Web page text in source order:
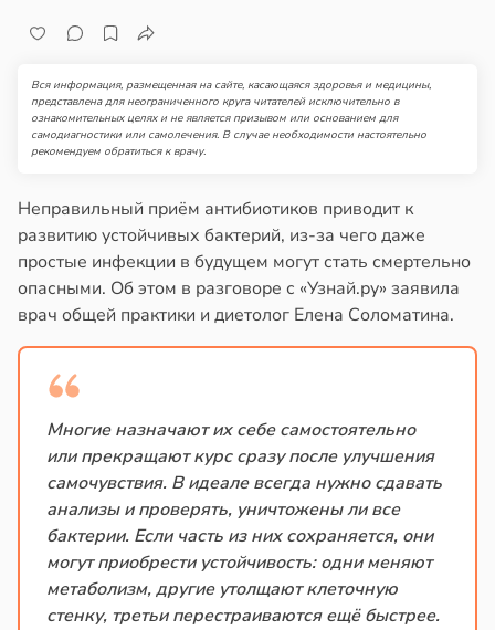
Вся информация, размещенная на сайте, касающаяся здоровья и медицины,
представлена для неограниченного круга читателей исключительно в
ознакомительных целях и не является призывом или основанием для
самодиагностики или самолечения. В случае необходимости настоятельно
рекомендуем обратиться к врачу.
Неправильный приём антибиотиков приводит к
развитию устойчивых бактерий, из-за чего даже
простые инфекции в будущем могут стать смертельно
опасными. Об этом в разговоре с «Узнай.ру» заявила
врач общей практики и диетолог Елена Соломатина.
Многие назначают их себе самостоятельно
или прекращают курс сразу после улучшения
самочувствия. В идеале всегда нужно сдавать
анализы и проверять, уничтожены ли все
бактерии. Если часть из них сохраняется, они
могут приобрести устойчивость: одни меняют
метаболизм, другие утолщают клеточную
стенку, третьи перестраиваются ещё быстрее.